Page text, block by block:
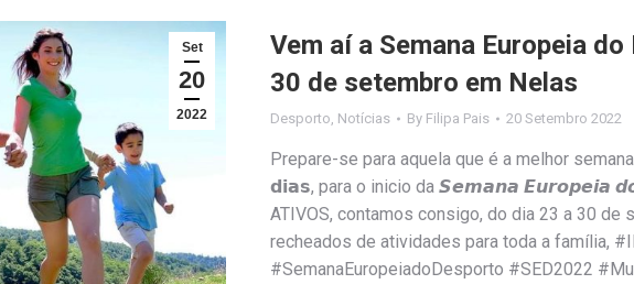
Set
20
2022
Vem aí a Semana Europeia
30 de setembro em Nelas
Desporto Notícias By Filipa Pais 20 Setembro 2022
Prepare-se para aquela que é a melhor
𝗱𝗶𝗮𝘀, para o inicio da 𝙎𝙚𝙢𝙖𝙣𝙖 𝙀𝙪𝙧𝙤𝙥𝙚𝙞𝙖
ATIVOS, contamos consigo, do dia 23 a 30 de
recheados de atividades para toda a família,
#SemanaEuropeiadoDesporto #SED2022